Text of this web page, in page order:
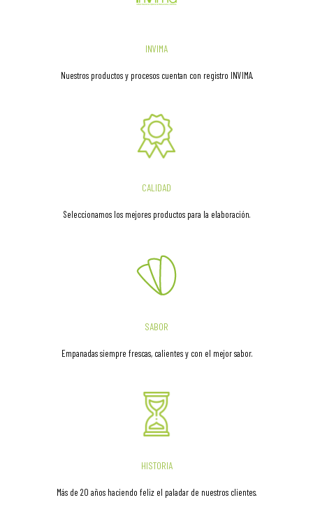
INVIMA
Nuestros productos y procesos cuentan con registro INVIMA.
CALIDAD
Seleccionamos los mejores productos para la elaboración.
SABOR
Empanadas siempre frescas, calientes y con el mejor sabor.
HISTORIA
Más de 20 años haciendo feliz el paladar de nuestros clientes.